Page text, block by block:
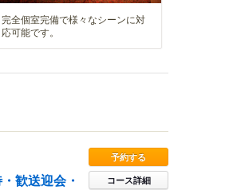
完全個室完備で様々なシーンに対
応可能です。
歓送迎会・
予約する
コース詳細